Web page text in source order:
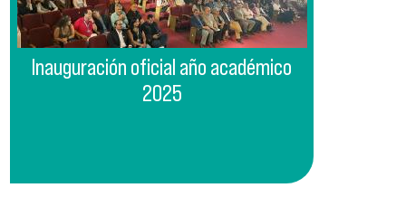
Inauguración oficial año académico
2025